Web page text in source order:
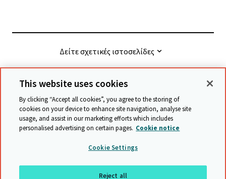
Δείτε σχετικές ιστοσελίδες
© Cambridge University Press & Assessment
Όροι και προϋποθέσεις
Προστασία δεδομένων
Accessibility statement Statement on modern slavery
Safeguarding policy
Χάρτης ιστότοπου
This website uses cookies
By clicking “Accept all cookies”, you agree to the storing of
cookies on your device to enhance site navigation, analyse site
usage, and assist in our marketing efforts which includes
personalised advertising on certain pages. Cookie notice
Cookie Settings
Reject all